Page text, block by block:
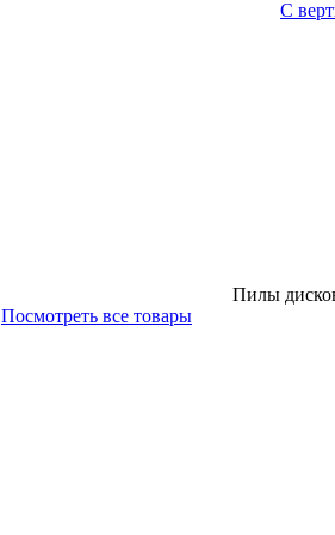
С
Пилы
Посмотреть все товары